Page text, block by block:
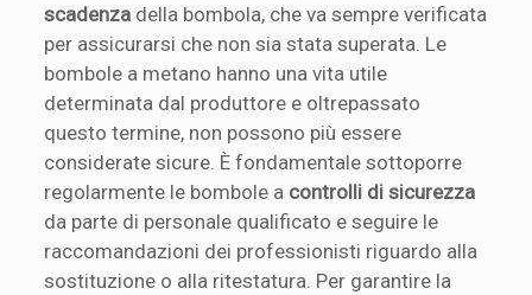
scadenza della bombola, che va sempre verificata
per assicurarsi che non sia stata superata. Le
bombole a metano hanno una vita utile
determinata dal produttore e oltrepassato
questo termine, non possono più essere
considerate sicure. È fondamentale sottoporre
regolarmente le bombole a controlli di sicurezza
da parte di personale qualificato e seguire le
raccomandazioni dei professionisti riguardo alla
sostituzione o alla ritestatura. Per garantire la